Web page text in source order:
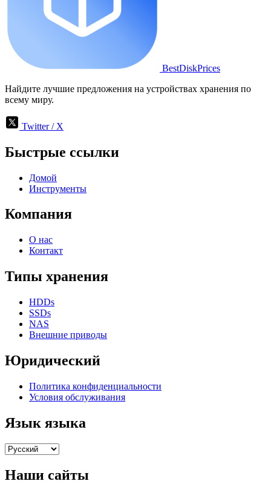
BestDiskPrices
Найдите лучшие предложения на устройствах хранения по
всему миру.
Twitter / X
Быстрые ссылки
Домой
Инструменты
Компания
О нас
Контакт
Типы хранения
HDDs
SSDs
NAS
Внешние приводы
Юридический
Политика конфиденциальности
Условия обслуживания
Язык языка
Наши сайты